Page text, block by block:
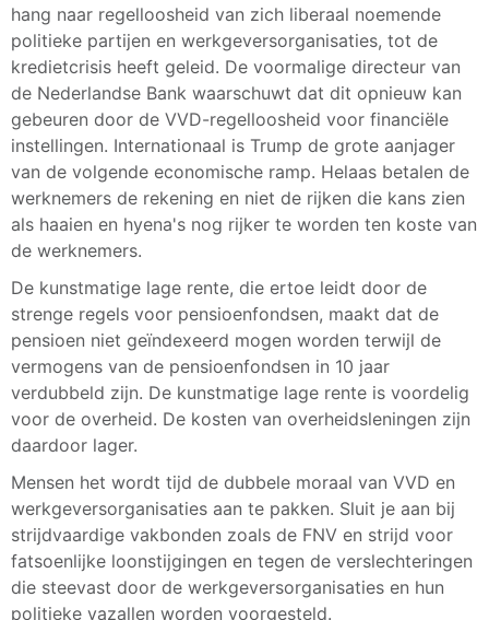
hang naar regelloosheid van zich liberaal noemende
politieke partijen en werkgeversorganisaties, tot de
kredietcrisis heeft geleid. De voormalige directeur van
de Nederlandse Bank waarschuwt dat dit opnieuw kan
gebeuren door de VVD-regelloosheid voor financiële
instellingen. Internationaal is Trump de grote aanjager
van de volgende economische ramp. Helaas betalen de
werknemers de rekening en niet de rijken die kans zien
als haaien en hyena's nog rijker te worden ten koste van
de werknemers.
De kunstmatige lage rente, die ertoe leidt door de
strenge regels voor pensioenfondsen, maakt dat de
pensioen niet geïndexeerd mogen worden terwijl de
vermogens van de pensioenfondsen in 10 jaar
verdubbeld zijn. De kunstmatige lage rente is voordelig
voor de overheid. De kosten van overheidsleningen zijn
daardoor lager.
Mensen het wordt tijd de dubbele moraal van VVD en
werkgeversorganisaties aan te pakken. Sluit je aan bij
strijdvaardige vakbonden zoals de FNV en strijd voor
fatsoenlijke loonstijgingen en tegen de verslechteringen
die steevast door de werkgeversorganisaties en hun
politieke vazallen worden voorgesteld.